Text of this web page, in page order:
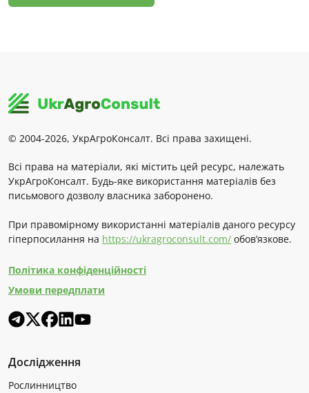
© 2004-2026, УкрАгроКонсалт. Всі права захищені.
Всі права на матеріали, які містить цей ресурс, належать
УкрАгроКонсалт. Будь-яке використання матеріалів без
письмового дозволу власника заборонено.
При правомірному використанні матеріалів даного ресурсу
гіперпосилання на https://ukragroconsult.com/ обов’язкове.
Політика конфіденційності
Умови передплати
Дослідження
Рослинництво